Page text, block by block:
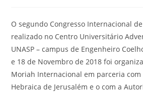
O segundo Congresso Internacional
realizado no Centro Universitário
UNASP – campus de Engenheiro
e 18 de Novembro de 2018 foi
Moriah Internacional em parceria com
Hebraica de Jerusalém e o com a